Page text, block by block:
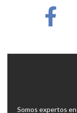
Somos expertos